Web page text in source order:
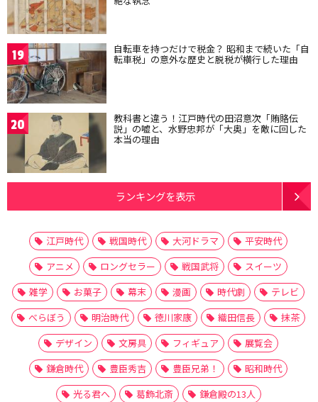
19 自転車を持つだけで税金？ 昭和まで続いた「自
転車税」の意外な歴史と脱税が横行した理由
20 教科書と違う！江戸時代の田沼意次「賄賂伝
説」の嘘と、水野忠邦が「大奥」を敵に回した
本当の理由
ランキングを表示
江戸時代 戦国時代 大河ドラマ
平安時代
アニメ
ロングセラー 戦国武将
スイーツ
雑学
お菓子 幕末 漫画 時代劇
テレビ
べらぼう
明治時代 徳川家康 織田信長
抹茶
デザイン
文房具 フィギュア
展覧会
鎌倉時代
豊臣秀吉 豊臣兄弟！
昭和時代
光る君へ
葛飾北斎 鎌倉殿の13人